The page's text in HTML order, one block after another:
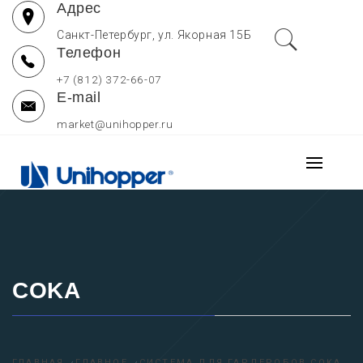
Перейти
содержимому
Адрес
Санкт-Петербург, ул. Якорная 15Б
Телефон
+7 (812) 372-66-07
E-mail
market@unihopper.ru
UNIHOPPER РОССИЯ
МЕБЕЛЬНЫЕ
Основное
меню
COKA